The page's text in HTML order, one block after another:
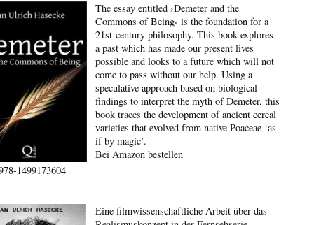
1499173604
The essay entitled ›Demeter and the
Commons of Being‹ is the foundation for a
21st-century philosophy. This book explores
a past which has made our present lives
possible and looks to a future which will not
come to pass without our help. Using a
speculative approach based on biological
findings to interpret the myth of Demeter, this
book traces the development of ancient cereal
varieties that evolved from native Poaceae ‘as
if by magic’.
Bei Amazon bestellen
Eine filmwissenschaftliche Arbeit über das